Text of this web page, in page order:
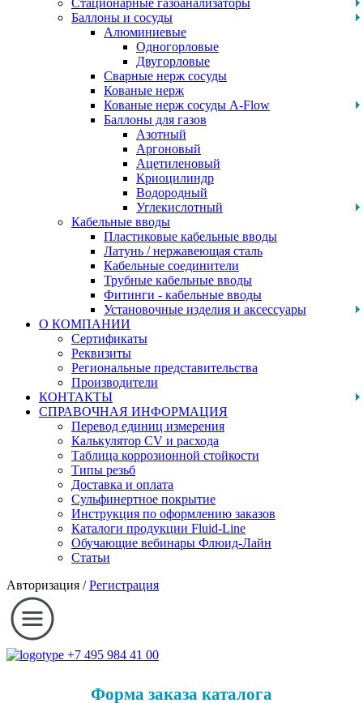
Стационарные газоанализаторы
Баллоны и сосуды
Алюминиевые
Одногорловые
Двугорловые
Сварные нерж сосуды
Кованые нерж
Кованые нерж сосуды A-Flow
Баллоны для газов
Азотный
Аргоновый
Ацетиленовый
Криоцилиндр
Водородный
Углекислотный
Кабельные вводы
Пластиковые кабельные вводы
Латунь / нержавеющая сталь
Кабельные соединители
Трубные кабельные вводы
Фитинги - кабельные вводы
Установочные изделия и аксессуары
О КОМПАНИИ
Сертификаты
Реквизиты
Региональные представительства
Производители
КОНТАКТЫ
СПРАВОЧНАЯ ИНФОРМАЦИЯ
Перевод единиц измерения
Калькулятор CV и расхода
Таблица коррозионной стойкости
Типы резьб
Доставка и оплата
Сульфинертное покрытие
Инструкция по оформлению заказов
Каталоги продукции Fluid-Line
Обучающие вебинары Флюид-Лайн
Статьи
Авторизация /Регистрация
+7 495 984 41 00
Форма заказа каталога